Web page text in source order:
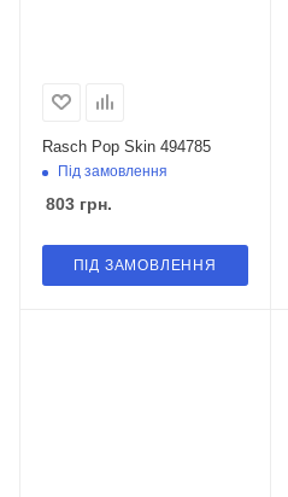
Rasch Pop Skin 494785
Під замовлення
803 грн.
ПІД ЗАМОВЛЕННЯ